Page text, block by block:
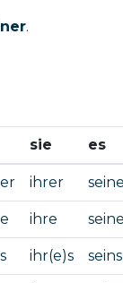
.
sie es
ihrer
ihre
ihr(e)s seins